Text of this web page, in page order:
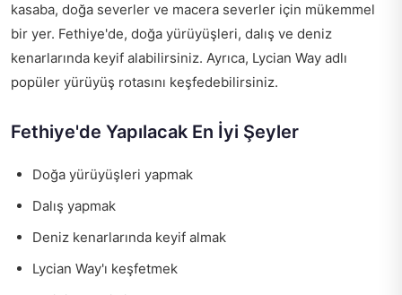
kasaba, doğa severler ve macera severler için mükemmel
bir yer. Fethiye'de, doğa yürüyüşleri, dalış ve deniz
kenarlarında keyif alabilirsiniz. Ayrıca, Lycian Way adlı
popüler yürüyüş rotasını keşfedebilirsiniz.
Fethiye'de Yapılacak En İyi Şeyler
Doğa yürüyüşleri yapmak
Dalış yapmak
Deniz kenarlarında keyif almak
Lycian Way'ı keşfetmek